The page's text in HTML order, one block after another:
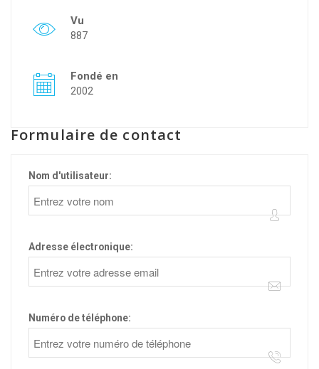
Vu
887
Fondé en
2002
Formulaire de contact
Nom d'utilisateur:
Adresse électronique:
Numéro de téléphone: